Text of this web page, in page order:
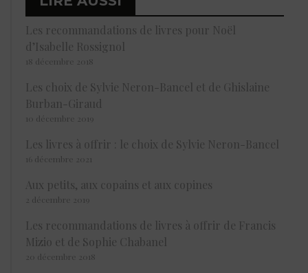
Les recommandations de livres pour Noël
d’Isabelle Rossignol
18 décembre 2018
Les choix de Sylvie Neron-Bancel et de Ghislaine
Burban-Giraud
10 décembre 2019
Les livres à offrir : le choix de Sylvie Neron-Bancel
16 décembre 2021
Aux petits, aux copains et aux copines
2 décembre 2019
Les recommandations de livres à offrir de Francis
Mizio et de Sophie Chabanel
20 décembre 2018